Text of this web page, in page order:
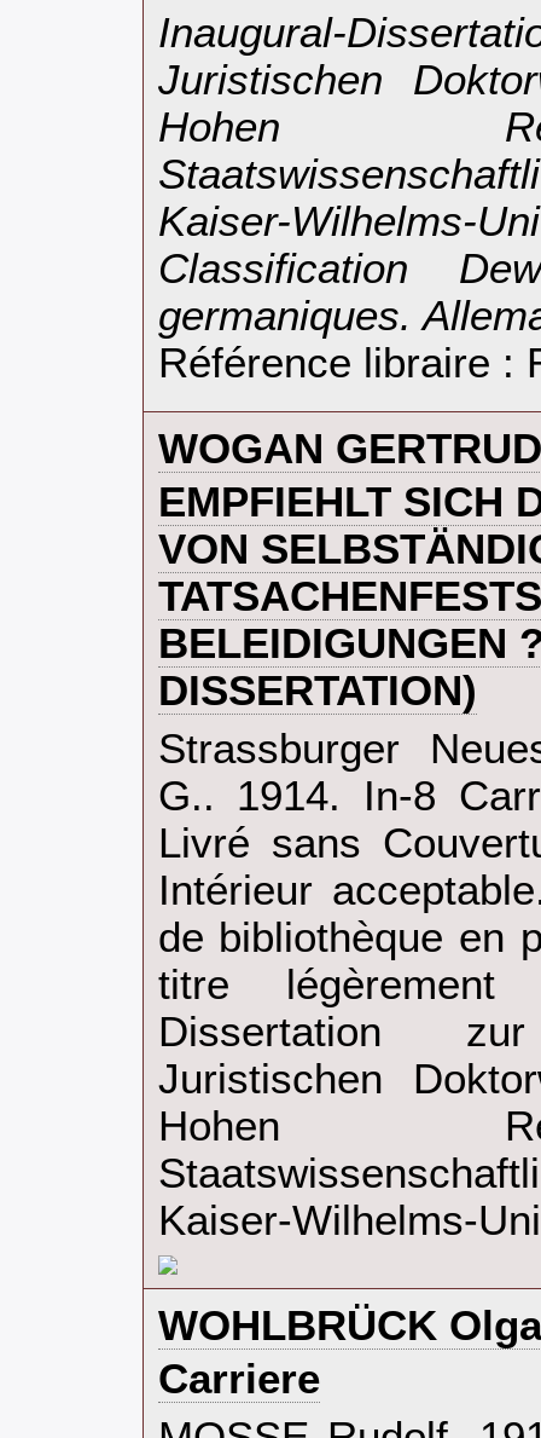
‎Inaugural-
Juristischen
Hohen
Kaiser-Wilhelms-
Classification
germaniques.
Référence libraire :
‎WOGAN GERTRUD‎
‎EMPFIEHLT SICH
VON
BELEIDIGUNGEN
DISSERTATION)‎
‎Strassburger
G.. 1914. In-8
Livré sans
Intérieur
de bibliothèque en
titre légèrement
Dissertation
Juristischen
Hohen
Kaiser-Wilhelms-
‎WOHLBRÜCK Olga‎
‎Carriere‎